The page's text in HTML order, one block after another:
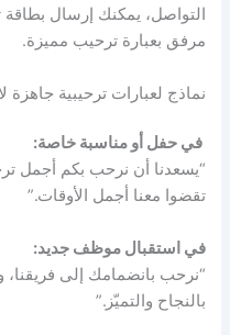
التواصل، يمكنك إرسال بطاقة
مرفق بعبارة ترحيب مميزة.
نماذج لعبارات ترحيبية جاهزة
في حفل أو مناسبة خاصة:
“يسعدنا أن نرحب بكم أجمل
تقضوا معنا أجمل الأوقات.”
في استقبال موظف جديد:
“نرحب بانضمامك إلى فريقنا،
بالنجاح والتميّز.”